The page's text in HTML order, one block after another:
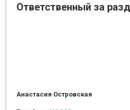
Ответственный за
Анастасия Островская